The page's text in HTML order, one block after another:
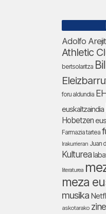
Adolfo
Athletic
bertsolaritza
foru aldundia
euskaltzaindia
Hobetzen
Farmazia tartea
Irakurrieran Juan
Kulturea
literaturea
meza
musika
askotarako